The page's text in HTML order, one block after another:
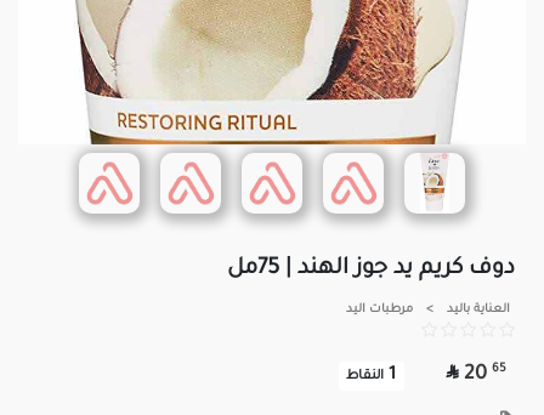
دوف كريم يد جوز الهند | 75مل
العناية باليد > مرطبات اليد
65
20

1 النقاط